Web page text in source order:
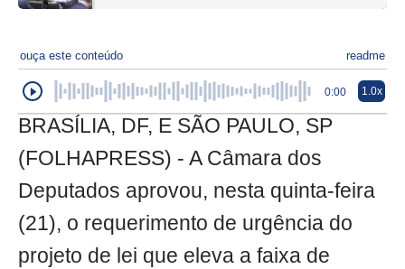
ouça este conteúdo readme
0:00 1.0x
BRASÍLIA, DF, E SÃO PAULO, SP
(FOLHAPRESS) - A Câmara dos
Deputados aprovou, nesta quinta-feira
(21), o requerimento de urgência do
projeto de lei que eleva a faixa de